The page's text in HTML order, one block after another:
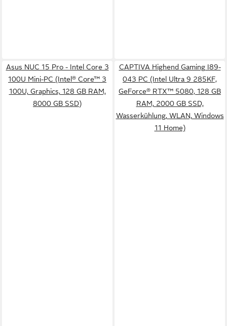
Asus NUC 15 Pro - Intel Core 3
100U Mini-PC (Intel® Core™ 3
100U, Graphics, 128 GB RAM,
8000 GB SSD)
CAPTIVA Highend Gaming I89-
043 PC (Intel Ultra 9 285KF,
GeForce® RTX™ 5080, 128 GB
RAM, 2000 GB SSD,
Wasserkühlung, WLAN, Windows
11 Home)